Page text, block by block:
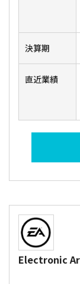
決算期
直近業績
Electronic